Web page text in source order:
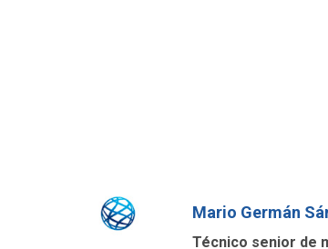
Mario Germán
Técnico senior de